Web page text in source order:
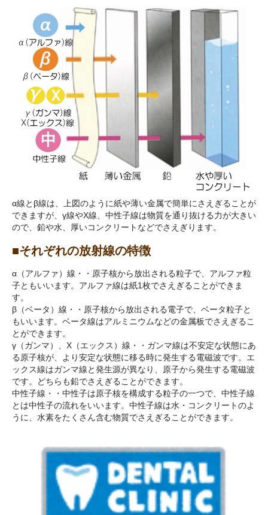
α線とβ線は、上図のように紙や薄い金属で簡単にさえぎることが
できますが、γ線やX線、中性子線は物質を通り抜ける力が大きい
ので、鉛や水、厚いコンクリートなどでさえぎります。
■それぞれの放射線の特徴
α（アルファ）線・・原子核から放出される粒子で、アルファ粒
子ともいいます。アルファ線は紙1枚でさえぎることができま
す。
β（ベータ）線・・原子核から放出される電子で、ベータ粒子と
もいいます。ベータ線はアルミニウムなどの金属板でさえぎるこ
とができます。
γ（ガンマ）、X（エックス）線・・ガンマ線は不安定な状態にあ
る原子核が、より安定な状態に移る時に発生する電磁波です。エ
ックス線はガンマ線と発生源が異なり、原子から発生する電磁波
です。どちらも鉛でさえぎることができます。
中性子線・・中性子は原子核を構成する粒子の一つで、中性子線
とは中性子の流れをいいます。中性子線は水・コンクリートのよ
うに、水素をたくさん含む物質でさえぎることができます。